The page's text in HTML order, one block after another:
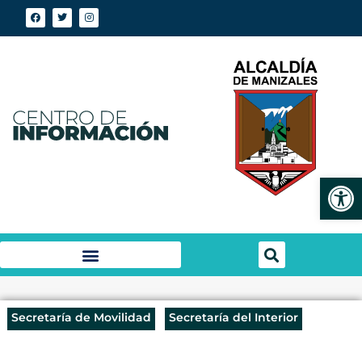
Secretaría de Movilidad Secretaría del Interior